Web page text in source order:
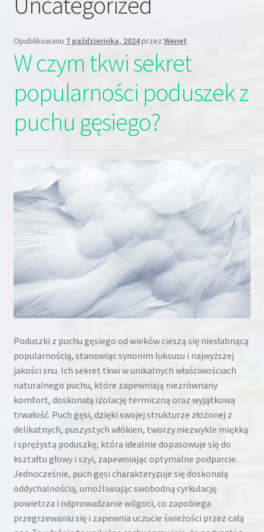
Opublikowano 7 października, 2024przez Wenet
W czym tkwi sekret
popularności poduszek z
puchu gęsiego?
Poduszki z puchu gęsiego od wieków cieszą się niesłabnącą
popularnością, stanowiąc synonim luksusu i najwyższej
jakości snu. Ich sekret tkwi w unikalnych właściwościach
naturalnego puchu, które zapewniają niezrównany
komfort, doskonałą izolację termiczną oraz wyjątkową
trwałość. Puch gęsi, dzięki swojej strukturze złożonej z
delikatnych, puszystych włókien, tworzy niezwykle miękką
i sprężystą poduszkę, która idealnie dopasowuje się do
kształtu głowy i szyi, zapewniając optymalne podparcie.
Jednocześnie, puch gęsi charakteryzuje się doskonałą
oddychalnością, umożliwiając swobodną cyrkulację
powietrza i odprowadzanie wilgoci, co zapobiega
przegrzewaniu się i zapewnia uczucie świeżości przez całą